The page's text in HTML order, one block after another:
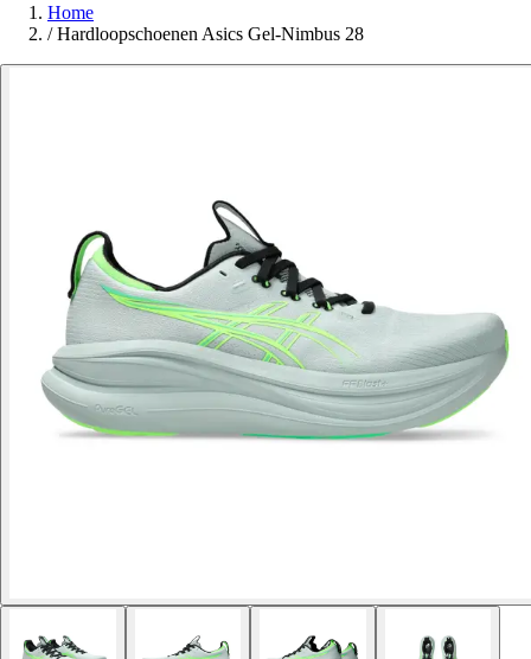
Home
/ Hardloopschoenen Asics Gel-Nimbus 28